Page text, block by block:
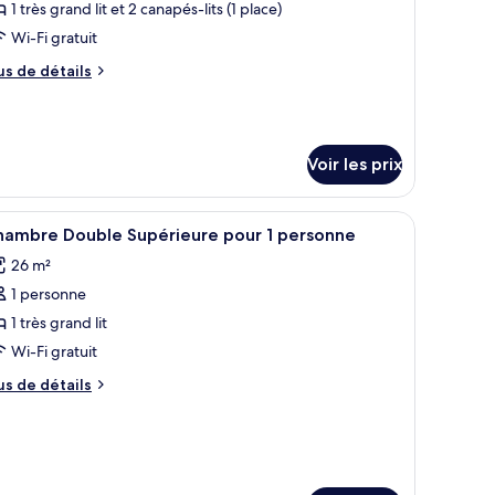
:
1 très grand lit et 2 canapés-lits (1 place)
Wi-Fi gratuit
de détails
Voir les prix
une télévision, une petite table et une vue sur le paysage urbain.
Une chambre d’hôtel avec un grand lit,
5 Double Supérieure pour 1 personne
26 m²
1 personne
1 très grand lit
Wi-Fi gratuit
de détails